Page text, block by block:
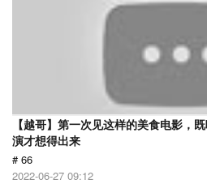
【越哥】第一次见这样的美食电影，
演才想得出来
# 66
2022-06-27 09:12